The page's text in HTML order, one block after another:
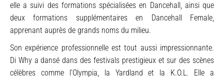
elle a suivi des formations spécialisées en Dancehall, ainsi que
deux formations supplémentaires en Dancehall Female,
apprenant auprès de grands noms du milieu.
Son expérience professionnelle est tout aussi impressionnante.
Di Why a dansé dans des festivals prestigieux et sur des scènes
célèbres comme l’Olympia, la Yardland et la K.O.L. Elle a